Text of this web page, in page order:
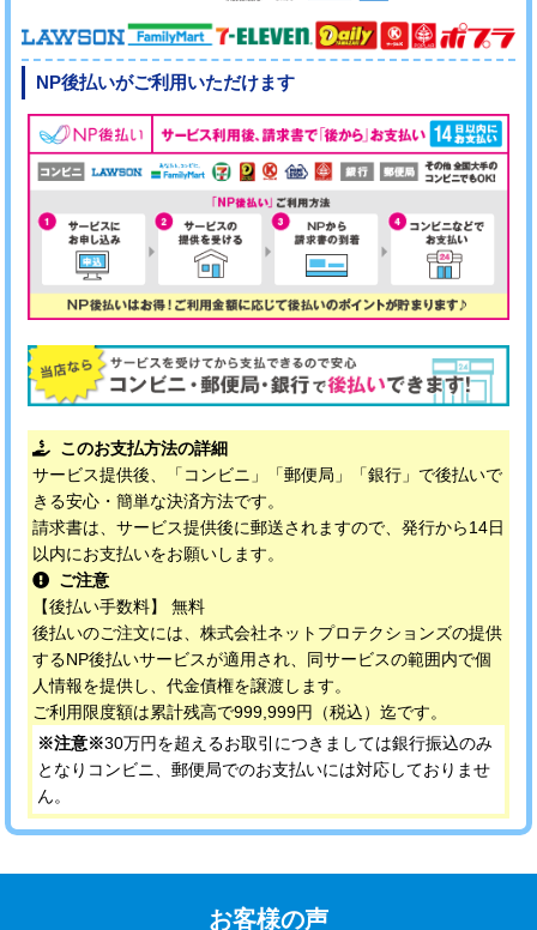
NP後払いがご利用いただけます
このお支払方法の詳細
サービス提供後、「コンビニ」「郵便局」「銀行」で後払いで
きる安心・簡単な決済方法です。
請求書は、サービス提供後に郵送されますので、発行から14日
以内にお支払いをお願いします。
ご注意
【後払い手数料】 無料
後払いのご注文には、株式会社ネットプロテクションズの提供
するNP後払いサービスが適用され、同サービスの範囲内で個
人情報を提供し、代金債権を譲渡します。
ご利用限度額は累計残高で999,999円（税込）迄です。
※注意※30万円を超えるお取引につきましては銀行振込のみ
となりコンビニ、郵便局でのお支払いには対応しておりませ
ん。
お客様の声